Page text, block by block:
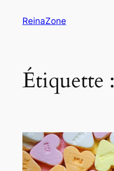
ReinaZone
Étiquette :